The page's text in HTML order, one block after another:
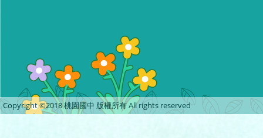
Copyright ©2018 桃園國中 版權所有 All rights reserved